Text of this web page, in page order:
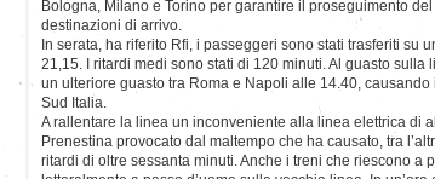
Bologna, Milano e Torino per garantire il proseguimento
destinazioni di arrivo.
In serata, ha riferito Rfi, i passeggeri sono stati trasferiti su
21,15. I ritardi medi sono stati di 120 minuti. Al guasto
un ulteriore guasto tra Roma e Napoli alle 14.40,
Sud Italia.
A rallentare la linea un inconveniente alla linea elettrica di
Prenestina provocato dal maltempo che ha causato, tra
ritardi di oltre sessanta minuti. Anche i treni che riescono a